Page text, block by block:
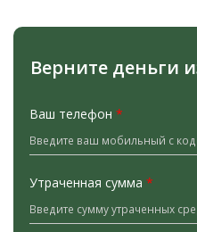
Верните деньги
Ваш телефон *
Утраченная сумма *